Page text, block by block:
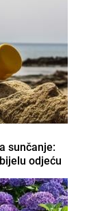
sunčanje:
odjeću